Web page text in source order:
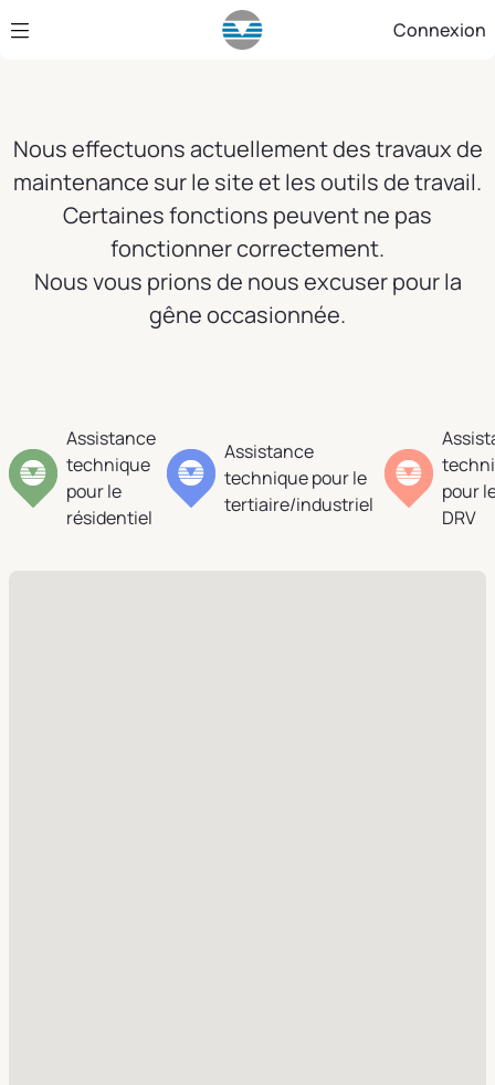
Saut au contenu principal Connexion
Nous effectuons actuellement des travaux de
maintenance sur le site et les outils de travail.
Certaines fonctions peuvent ne pas
fonctionner correctement.
Nous vous prions de nous excuser pour la
gêne occasionnée.
Assistance
technique
pour le
résidentiel
Assistance
technique pour le
tertiaire/industriel
pour
DRV